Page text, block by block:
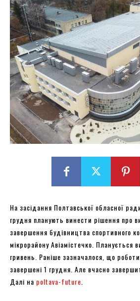
На засідання Полтавської обласної
грудня планують винести рішення про
завершення будівництва спортивного
мікрорайону Авіамістечко. Планується
гривень. Раніше зазначалося, що
завершені 1 грудня. Але вчасно
Далі на poltava-future